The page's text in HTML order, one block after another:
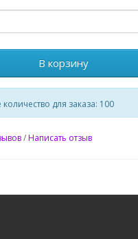
В корзину
для заказа: 100
/Написать отзыв